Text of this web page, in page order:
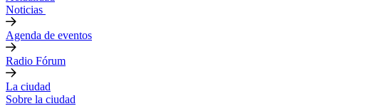
Noticias
Agenda de eventos
Radio Fórum
La ciudad
Sobre la ciudad